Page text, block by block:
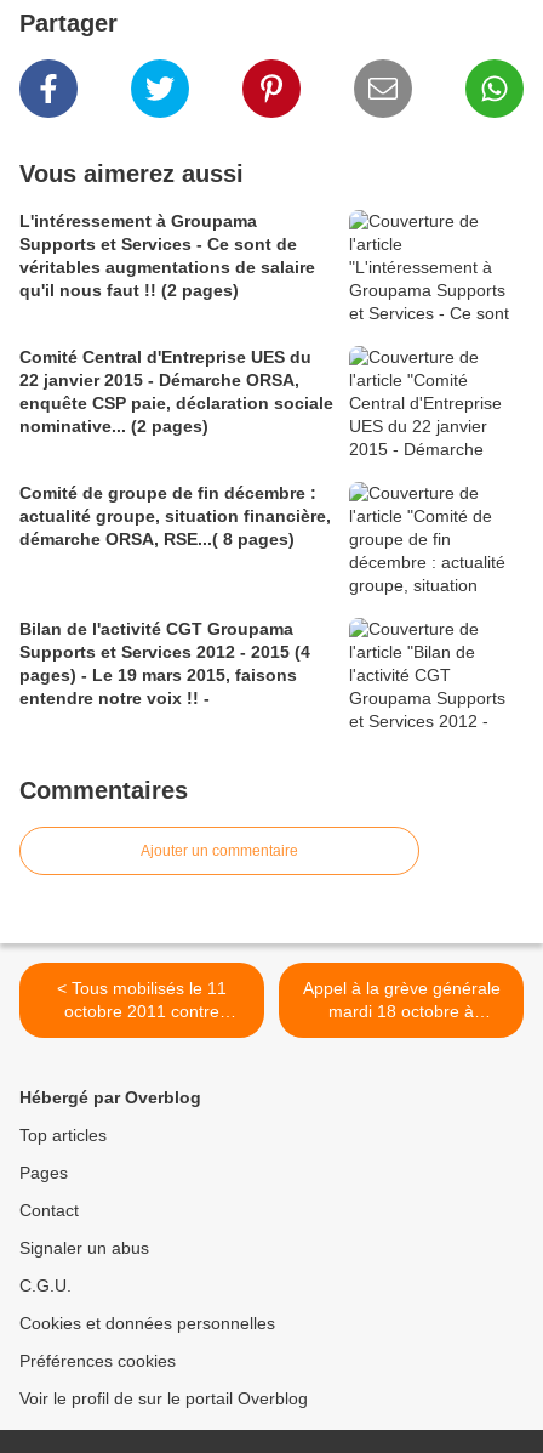
Partager
Vous aimerez aussi
L'intéressement à Groupama
Supports et Services - Ce sont de
véritables augmentations de salaire
qu'il nous faut !! (2 pages)
Comité Central d'Entreprise UES du
22 janvier 2015 - Démarche ORSA,
enquête CSP paie, déclaration sociale
nominative... (2 pages)
Comité de groupe de fin décembre :
actualité groupe, situation financière,
démarche ORSA, RSE...( 8 pages)
Bilan de l'activité CGT Groupama
Supports et Services 2012 - 2015 (4
pages) - Le 19 mars 2015, faisons
entendre notre voix !! -
Commentaires
Ajouter un commentaire
< Tous mobilisés le 11
octobre 2011 contre
l'austérité - Grèves et
Appel à la grève générale
mardi 18 octobre à
Groupama Grand Est - Mal-
Hébergé par Overblog
Top articles
Pages
Contact
Signaler un abus
C.G.U.
Cookies et données personnelles
Préférences cookies
Voir le profil de sur le portail Overblog